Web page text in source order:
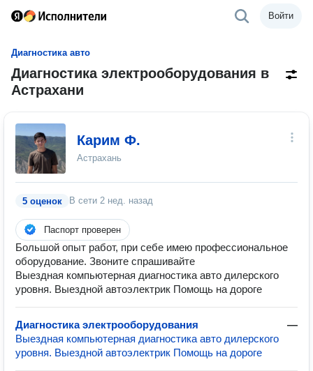
Войти
Диагностика авто
Диагностика электрооборудования в
Астрахани
Карим Ф.
Астрахань
5 оценок В сети 2 нед. назад
Паспорт проверен
Большой опыт работ, при себе имею профессиональное
оборудование. Звоните спрашивайте
Выездная компьютерная диагностика авто дилерского
уровня. Выездной автоэлектрик Помощь на дороге
Диагностика электрооборудования
—
Выездная компьютерная диагностика авто дилерского
уровня. Выездной автоэлектрик Помощь на дороге